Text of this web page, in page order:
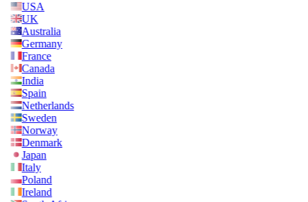
USA
UK
Australia
Germany
France
Canada
India
Spain
Netherlands
Sweden
Norway
Denmark
Japan
Italy
Poland
Ireland